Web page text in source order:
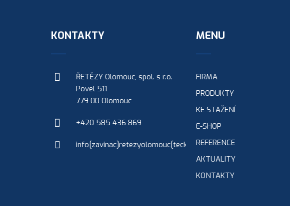
KONTAKTY
ŘETĚZY Olomouc, spol. s r.o.
Povel 511
779 00 Olomouc
+420 585 436 869
info[zavinac]retezyolomouc[tecka]cz
MENU
FIRMA
PRODUKTY
KE STAŽENÍ
E-SHOP
REFERENCE
AKTUALITY
KONTAKTY